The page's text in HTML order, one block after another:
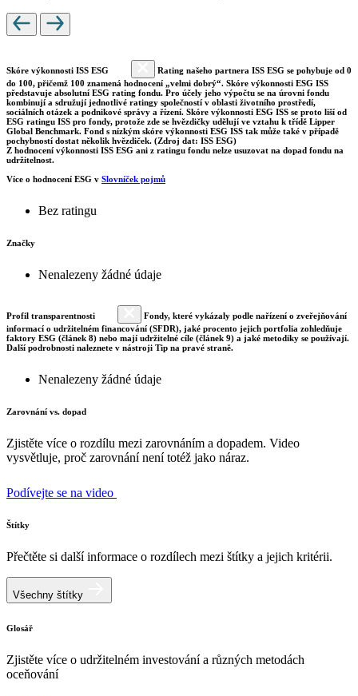
Skóre výkonnosti ISS ESG
Rating našeho partnera ISS ESG se pohybuje od 0
do 100, přičemž 100 znamená hodnocení „velmi dobrý“. Skóre výkonnosti ESG ISS
představuje absolutní ESG rating fondu. Pro účely jeho výpočtu se na úrovni fondu
kombinují a sdružují jednotlivé ratingy společností v oblasti životního prostředí,
sociálních otázek a podnikové správy a řízení. Skóre výkonnosti ESG ISS se proto liší od
ESG ratingu ISS pro fondy, protože zde se hvězdičky udělují ve vztahu k třídě Lipper
Global Benchmark. Fond s nízkým skóre výkonnosti ESG ISS tak může také v případě
pochybností dostat několik hvězdiček. (Zdroj dat: ISS ESG)
Z hodnocení výkonnosti ISS ESG ani z ratingu fondu nelze usuzovat na dopad fondu na
udržitelnost.
Více o hodnocení ESG v Slovníček pojmů
Bez ratingu
Značky
Nenalezeny žádné údaje
Profil transparentnosti
Fondy, které vykázaly podle nařízení o zveřejňování
informací o udržitelném financování (SFDR), jaké procento jejich portfolia zohledňuje
faktory ESG (článek 8) nebo mají udržitelné cíle (článek 9) a jaké metodiky se používají.
Další podrobnosti naleznete v nástroji Tip na pravé straně.
Nenalezeny žádné údaje
Zarovnání vs. dopad
Zjistěte více o rozdílu mezi zarovnáním a dopadem. Video
vysvětluje, proč zarovnání není totéž jako náraz.
Podívejte se na video
Štítky
Přečtěte si další informace o rozdílech mezi štítky a jejich kritérii.
Všechny štítky
Glosář
Zjistěte více o udržitelném investování a různých metodách
oceňování